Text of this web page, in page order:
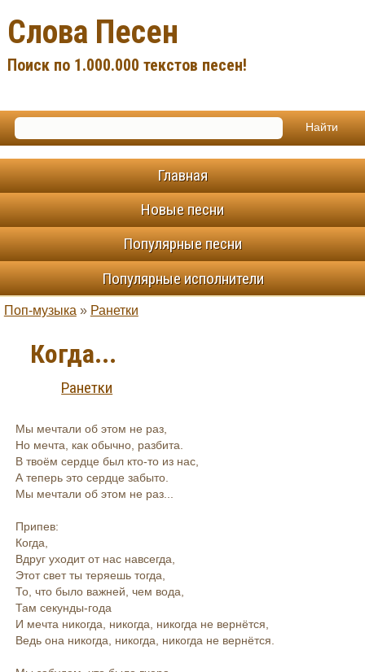
Слова Песен
Поиск по 1.000.000 текстов песен!
Главная
Новые песни
Популярные песни
Популярные исполнители
Поп-музыка » Ранетки
Когда...
Ранетки
Мы мечтали об этом не раз,
Но мечта, как обычно, разбита.
В твоём сердце был кто-то из нас,
А теперь это сердце забыто.
Мы мечтали об этом не раз...
Припев:
Когда,
Вдруг уходит от нас навсегда,
Этот свет ты теряешь тогда,
То, что было важней, чем вода,
Там секунды-года
И мечта никогда, никогда, никогда не вернётся,
Ведь она никогда, никогда, никогда не вернётся.